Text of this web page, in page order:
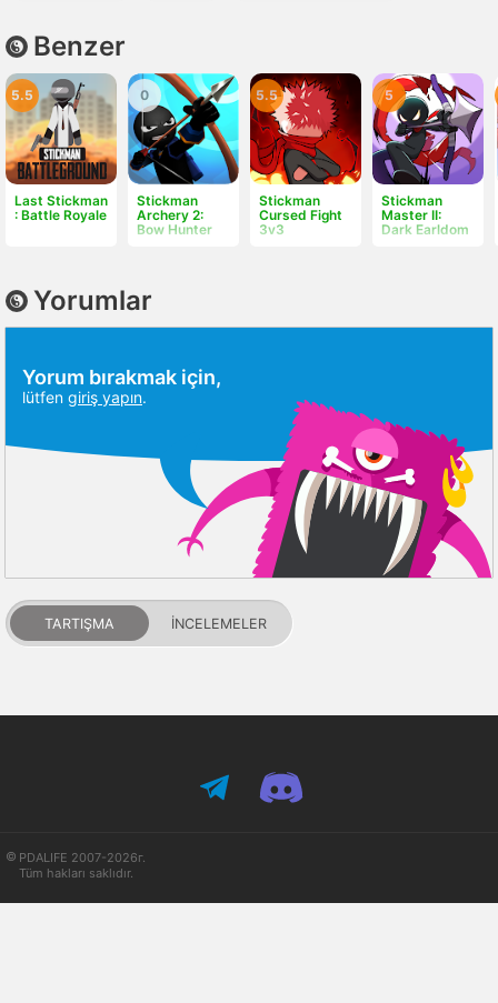
Benzer
Last Stickman
: Battle Royale
5.5
Stickman
Archery 2:
Bow Hunter
0
Stickman
Cursed Fight
3v3
5.5
Stickman
Master II:
Dark Earldom
5
Yorumlar
Yorum bırakmak için,
lütfen giriş yapın.
TARTIŞMA İNCELEMELER
PDALIFE 2007-2026г.
Tüm hakları saklıdır.